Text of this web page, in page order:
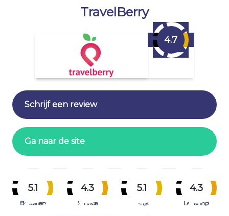
TravelBerry
4.7
Schrijf een review
Ga naar de site
5.1
Bestellen
4.3
Service
5.1
Prijs
4.3
Levering